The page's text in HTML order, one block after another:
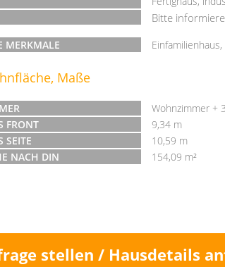
Bitte
MERKMALE Einfamilienhaus,
Maße
Wohnzimmer + 3
9,34 m
10,59 m
NACH DIN
154,09 m²
stellen / Hausdetails